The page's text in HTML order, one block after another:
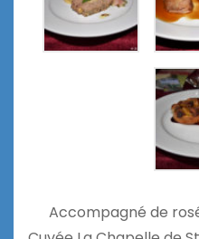
Accompagné de